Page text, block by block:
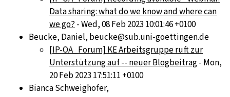
Data sharing: what do we know and where can
we go? - Wed, 08 Feb 2023 10:01:46 +0100
Beucke, Daniel, beucke@sub.uni-goettingen.de
[IP-OA_Forum] KE Arbeitsgruppe ruft zur
Unterstützung auf -- neuer Blogbeitrag- Mon,
20 Feb 2023 17:51:11 +0100
Bianca Schweighofer,